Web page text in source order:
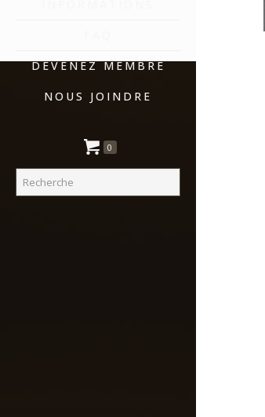
DEVENEZ MEMBRE
NOUS JOINDRE
0